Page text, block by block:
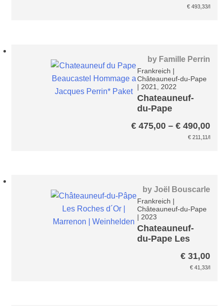
€ 493,33/l
by Famille Perrin
Frankreich |
Châteauneuf-du-Pape
| 2021, 2022
Chateauneuf-
du-Pape
Hommage a
€ 475,00 –€ 490,00
€
€ 211,11/l
byJoël Bouscarle
Frankreich |
Châteauneuf-du-Pape
| 2023
Chateauneuf-
du-Pape Les
€ 31,00
€ 41,33/l